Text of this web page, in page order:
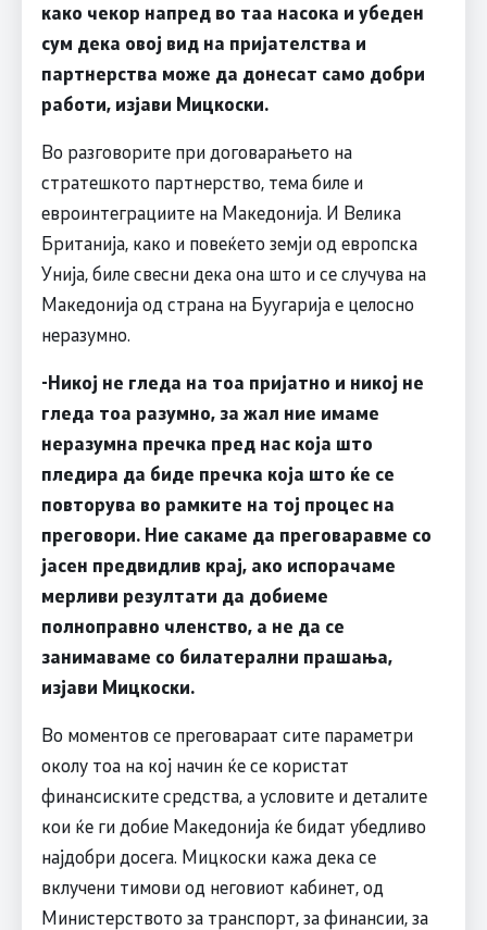
како чекор напред во таа насока и убеден
сум дека овој вид на пријателства и
партнерства може да донесат само добри
работи, изјави Мицкоски.
Во разговорите при договарањето на
стратешкото партнерство, тема биле и
евроинтеграциите на Македонија. И Велика
Британија, како и повеќето земји од европска
Унија, биле свесни дека она што и се случува на
Македонија од страна на Буугарија е целосно
неразумно.
-Никој не гледа на тоа пријатно и никој не
гледа тоа разумно, за жал ние имаме
неразумна пречка пред нас која што
пледира да биде пречка која што ќе се
повторува во рамките на тој процес на
преговори. Ние сакаме да преговаравме со
јасен предвидлив крај, ако испорачаме
мерливи резултати да добиеме
полноправно членство, а не да се
занимаваме со билатерални прашања,
изјави Мицкоски.
Во моментов се преговараат сите параметри
околу тоа на кој начин ќе се користат
финансиските средства, а условите и деталите
кои ќе ги добие Македонија ќе бидат убедливо
најдобри досега. Мицкоски кажа дека се
вклучени тимови од неговиот кабинет, од
Министерството за транспорт, за финансии, за